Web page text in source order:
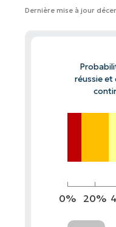
Dernière mise à jour
réussie
0% 20%